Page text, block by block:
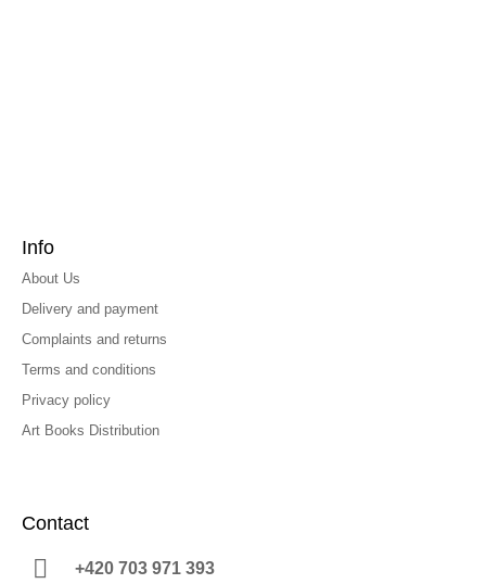
Info
About Us
Delivery and payment
Complaints and returns
Terms and conditions
Privacy policy
Art Books Distribution
Contact
+420 703 971 393